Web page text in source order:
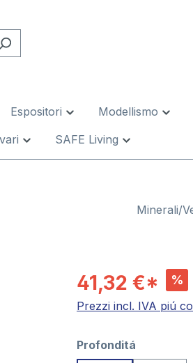
Espositori
Modellismo
SAFE Living
Minerali/
41,32 €* %
Prezzi incl. IVA piú
Seleziona
Profonditá